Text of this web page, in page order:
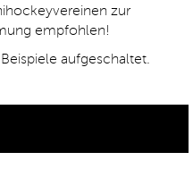
zur
empfohlen!
aufgeschaltet.